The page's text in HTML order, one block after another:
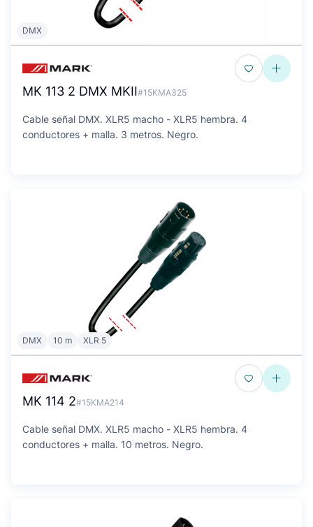
DMX
MK 113 2 DMX MKII#15KMA325
Cable señal DMX. XLR5 macho - XLR5 hembra. 4
conductores + malla. 3 metros. Negro.
DMX 10 m XLR 5
MK 114 2#15KMA214
Cable señal DMX. XLR5 macho - XLR5 hembra. 4
conductores + malla. 10 metros. Negro.